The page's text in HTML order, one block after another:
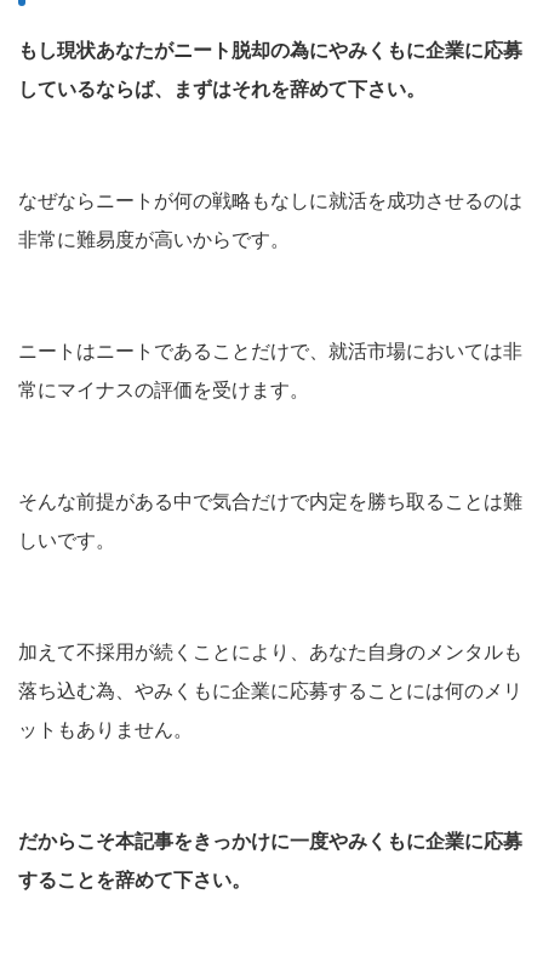
もし現状あなたがニート脱却の為にやみくもに企業に応募
しているならば、まずはそれを辞めて下さい。
なぜならニートが何の戦略もなしに就活を成功させるのは
非常に難易度が高いからです。
ニートはニートであることだけで、就活市場においては非
常にマイナスの評価を受けます。
そんな前提がある中で気合だけで内定を勝ち取ることは難
しいです。
加えて不採用が続くことにより、あなた自身のメンタルも
落ち込む為、やみくもに企業に応募することには何のメリ
ットもありません。
だからこそ本記事をきっかけに一度やみくもに企業に応募
することを辞めて下さい。